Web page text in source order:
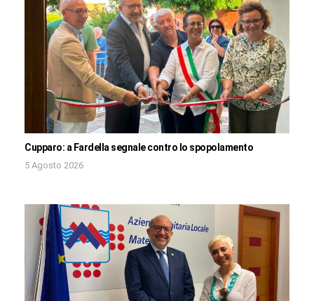
Cupparo: a Fardella segnale contro lo spopolamento
5 Agosto 2026